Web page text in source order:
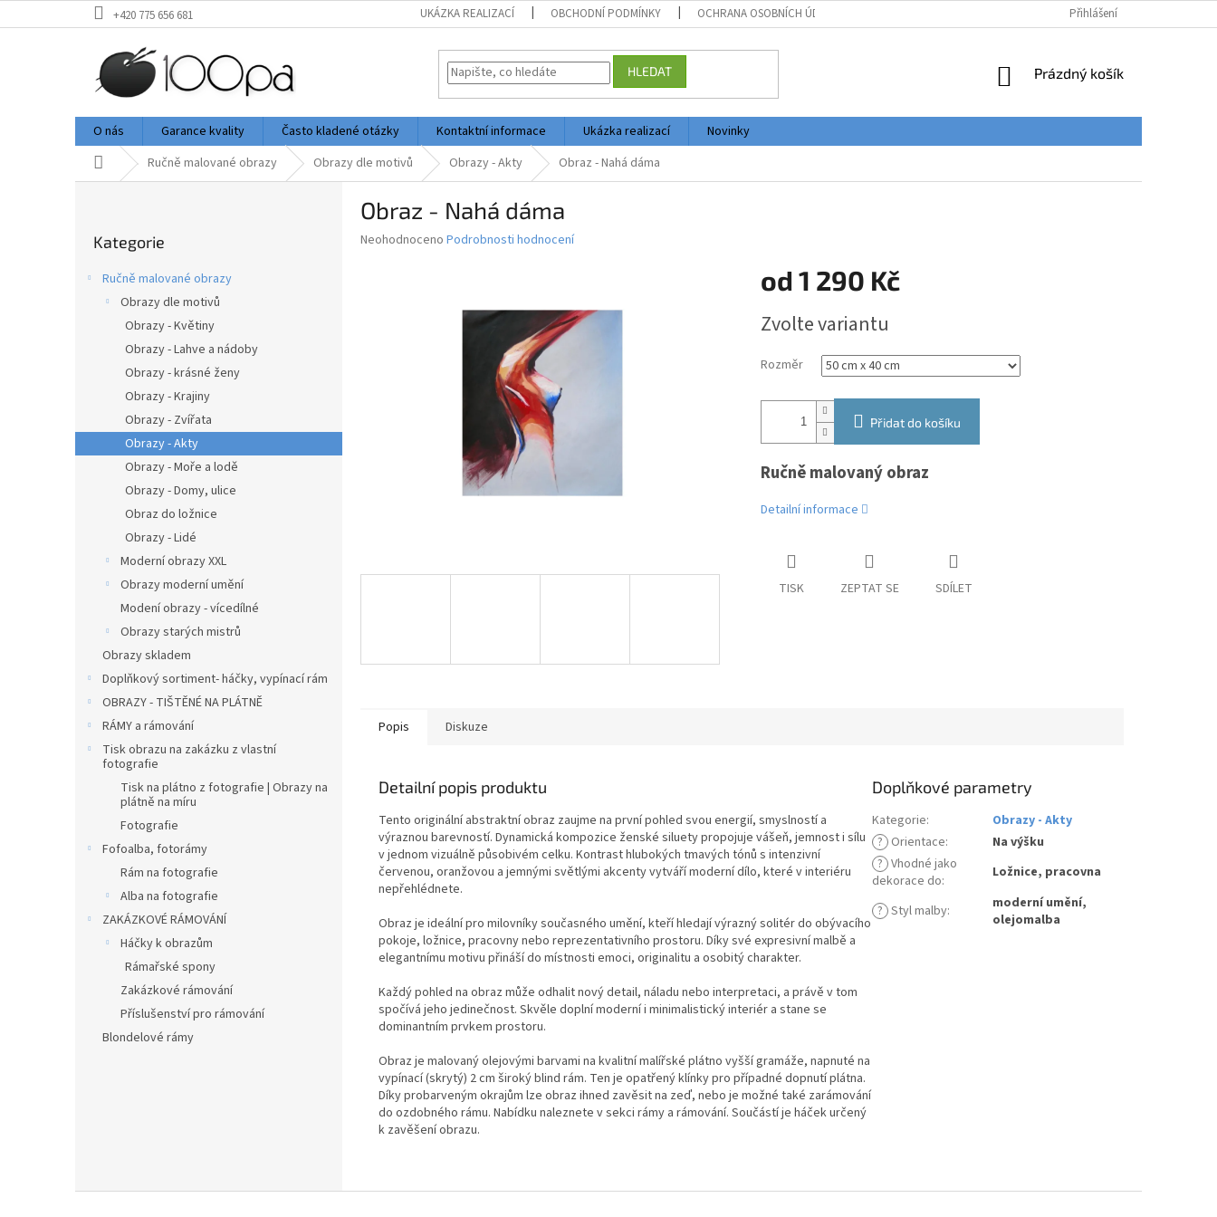
na
+420 775 656 681 UKÁZKA REALIZACÍ OBCHODNÍ PODMÍNKY OCHRANA OSOBNÍCH ÚDAJŮ Přihlášení
HLEDAT
NÁKUPNÍ
Prázdný košík
O nás Garance kvality Často kladené otázky Kontaktní informace Ukázka realizací
Novinky
Domů Ručně malované obrazy Obrazy dle motivů Obrazy - Akty Obraz - Nahá dáma
e
l
kategorie
Kategorie
Ručně malované obrazy
Obrazy dle motivů
Obrazy - Květiny
Obrazy - Lahve a nádoby
Obrazy - krásné ženy
Obrazy - Krajiny
Obrazy - Zvířata
Obrazy - Akty
Obrazy - Moře a lodě
Obrazy - Domy, ulice
Obraz do ložnice
Obrazy - Lidé
Moderní obrazy XXL
Obrazy moderní umění
Modení obrazy - vícedílné
Obrazy starých mistrů
Obrazy skladem
Doplňkový sortiment- háčky, vypínací rám
OBRAZY - TIŠTĚNÉ NA PLÁTNĚ
RÁMY a rámování
Tisk obrazu na zakázku z vlastní
fotografie
Tisk na plátno z fotografie | Obrazy na
plátně na míru
Fotografie
Fofoalba, fotorámy
Rám na fotografie
Alba na fotografie
ZAKÁZKOVÉ RÁMOVÁNÍ
Háčky k obrazům
Rámařské spony
Zakázkové rámování
Příslušenství pro rámování
Blondelové rámy
Obraz - Nahá dáma
Průměrné
Neohodnoceno Podrobnosti hodnocení
od 1 290 Kč
cena:
Zvolte variantu
Rozměr
Přidat do košíku
Ručně malovaný obraz
Detailní informace
TISK ZEPTAT SE SDÍLET
Popis Diskuze
Detailní popis produktu
Tento originální abstraktní obraz zaujme na první pohled svou energií, smyslností a
výraznou barevností. Dynamická kompozice ženské siluety propojuje vášeň, jemnost i sílu
v jednom vizuálně působivém celku. Kontrast hlubokých tmavých tónů s intenzivní
červenou, oranžovou a jemnými světlými akcenty vytváří moderní dílo, které v interiéru
nepřehlédnete.
Obraz je ideální pro milovníky současného umění, kteří hledají výrazný solitér do obývacího
pokoje, ložnice, pracovny nebo reprezentativního prostoru. Díky své expresivní malbě a
elegantnímu motivu přináší do místnosti emoci, originalitu a osobitý charakter.
Každý pohled na obraz může odhalit nový detail, náladu nebo interpretaci, a právě v tom
spočívá jeho jedinečnost. Skvěle doplní moderní i minimalistický interiér a stane se
dominantním prvkem prostoru.
Obraz je malovaný olejovými barvami na kvalitní malířské plátno vyšší gramáže, napnuté na
vypínací (skrytý) 2 cm široký blind rám. Ten je opatřený klínky pro případné dopnutí plátna.
Díky probarveným okrajům lze obraz ihned zavěsit na zeď, nebo je možné také zarámování
do ozdobného rámu. Nabídku naleznete v sekci rámy a rámování. Součástí je háček určený
k zavěšení obrazu.
Doplňkové parametry
Kategorie:
Obrazy - Akty
? Orientace:
Na výšku
? Vhodné jako
dekorace do: Ložnice, pracovna
? Styl malby:
moderní umění,
olejomalba